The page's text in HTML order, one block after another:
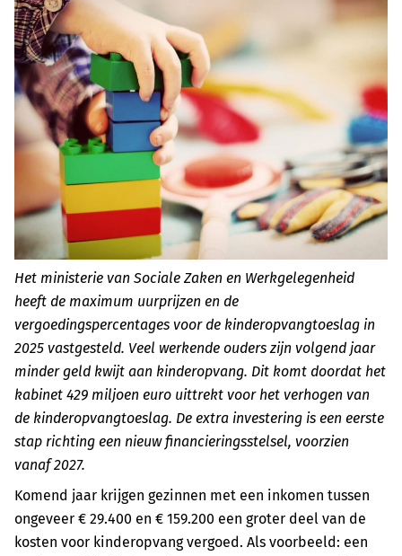
Het ministerie van Sociale Zaken en Werkgelegenheid
heeft de maximum uurprijzen en de
vergoedingspercentages voor de kinderopvangtoeslag in
2025 vastgesteld. Veel werkende ouders zijn volgend jaar
minder geld kwijt aan kinderopvang. Dit komt doordat het
kabinet 429 miljoen euro uittrekt voor het verhogen van
de kinderopvangtoeslag. De extra investering is een eerste
stap richting een nieuw financieringsstelsel, voorzien
vanaf 2027.
Komend jaar krijgen gezinnen met een inkomen tussen
ongeveer € 29.400 en € 159.200 een groter deel van de
kosten voor kinderopvang vergoed. Als voorbeeld: een